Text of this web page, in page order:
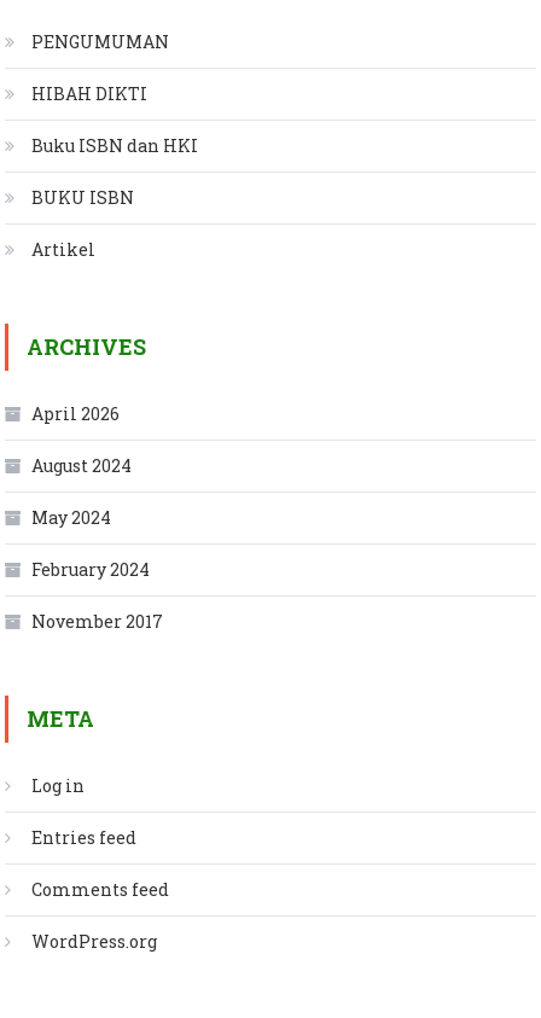
PENGUMUMAN
HIBAH DIKTI
Buku ISBN dan HKI
BUKU ISBN
Artikel
ARCHIVES
April 2026
August 2024
May 2024
February 2024
November 2017
META
Log in
Entries feed
Comments feed
WordPress.org